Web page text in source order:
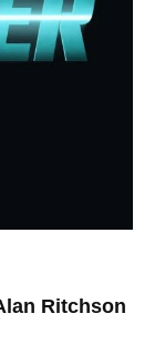
Ritchson